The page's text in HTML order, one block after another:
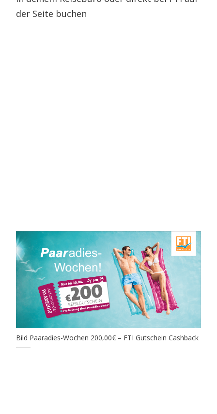
der Seite buchen
Bild Paaradies-Wochen 200,00€ – FTI Gutschein Cashback